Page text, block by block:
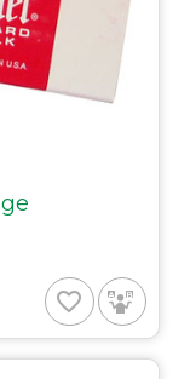
favorite_border